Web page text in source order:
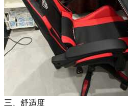
三、舒适度